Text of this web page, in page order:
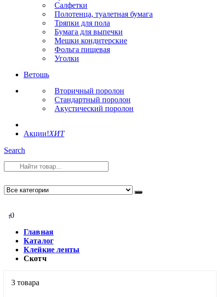
Салфетки
Полотенца, туалетная бумага
Тряпки для пола
Бумага для выпечки
Мешки кондитерские
Фольга пищевая
Уголки
Ветошь
Вторичный поролон
Стандартный поролон
Акустический поролон
Акции!ХИТ
Search
00
Главная
Каталог
Клейкие ленты
Скотч
3 товара